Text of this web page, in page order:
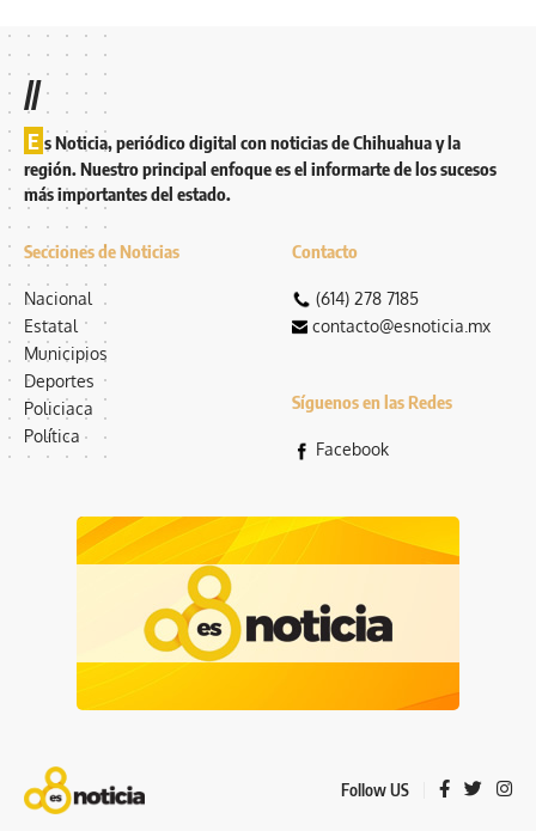
//
E s Noticia, periódico digital con noticias de Chihuahua y la
región. Nuestro principal enfoque es el informarte de los sucesos
más importantes del estado.
Secciones de Noticias
Nacional
Estatal
Municipios
Deportes
Policiaca
Política
Contacto
(614) 278 7185
contacto@esnoticia.mx
Síguenos en las Redes
Facebook
Follow US